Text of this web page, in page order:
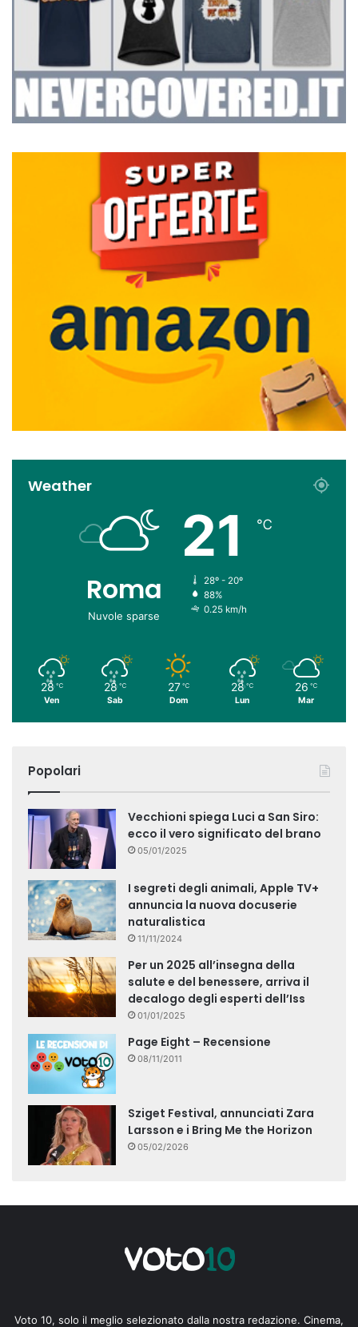
Weather
Roma
Nuvole sparse
21 ℃
28º - 20º
88%
0.25 km/h
28 ℃
Ven
28 ℃
Sab
27 ℃
Dom
28 ℃
Lun
26 ℃
Mar
Popolari
Vecchioni spiega Luci a San Siro:
ecco il vero significato del brano
05/01/2025
I segreti degli animali, Apple TV+
annuncia la nuova docuserie
naturalistica
11/11/2024
Per un 2025 all’insegna della
salute e del benessere, arriva il
decalogo degli esperti dell’Iss
01/01/2025
Page Eight – Recensione
08/11/2011
Sziget Festival, annunciati Zara
Larsson e i Bring Me the Horizon
05/02/2026
Voto 10, solo il meglio selezionato dalla nostra redazione. Cinema,